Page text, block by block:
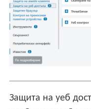
Защита на уеб